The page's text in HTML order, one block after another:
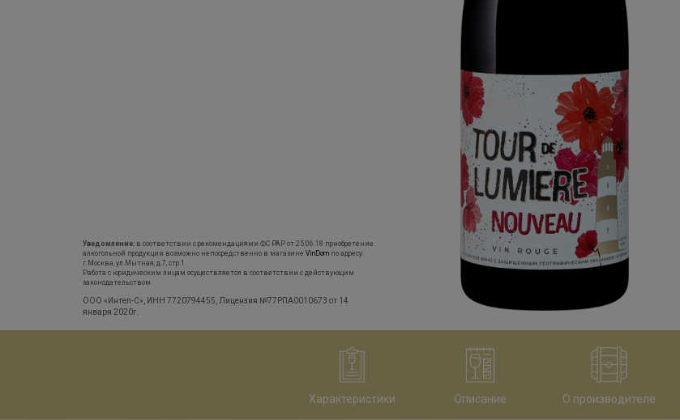
Уведомление: в соответствии с рекомендациями ФС РАР от 25.06.18 приобретение
алкогольной продукции возможно непосредственно в магазине VinDom по адресу:
г.Москва, ул.Мытная, д.7, стр.1
Работа с юридическим лицам осуществляется в соответствии с действующим
законодательством.
ООО «Интел-С», ИНН 7720794455, Лицензия №77РПА0010673 от 14
января 2020г.
Характеристики Описание О производителе